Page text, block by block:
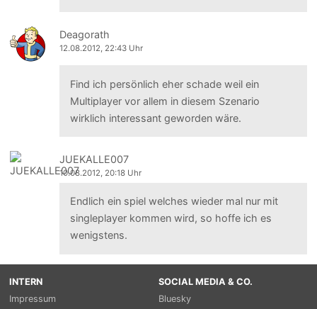
Deagorath
12.08.2012, 22:43 Uhr
Find ich persönlich eher schade weil ein
Multiplayer vor allem in diesem Szenario
wirklich interessant geworden wäre.
JUEKALLE007
10.08.2012, 20:18 Uhr
Endlich ein spiel welches wieder mal nur mit
singleplayer kommen wird, so hoffe ich es
wenigstens.
INTERN
Impressum
SOCIAL MEDIA & CO.
Bluesky